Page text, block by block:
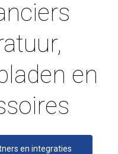
en
en integraties